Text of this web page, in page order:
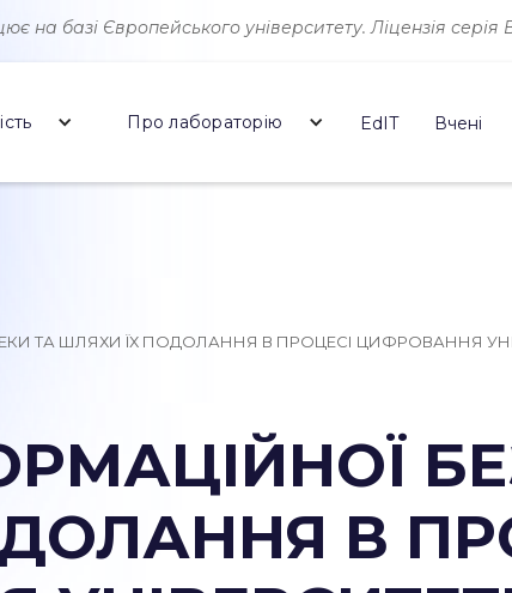
на базі Європейського університету. Ліцензія серія
Про лабораторію EdIT Вчені
ТА ШЛЯХИ ЇХ ПОДОЛАННЯ В ПРОЦЕСІ ЦИФРОВАННЯ
В